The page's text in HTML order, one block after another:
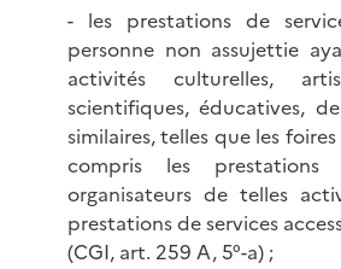
- les prestations de
personne non assujettie
activités culturelles,
scientifiques, éducatives,
similaires, telles que les
compris les
organisateurs de telles
prestations de services
(CGI, art. 259 A, 5°-a) ;